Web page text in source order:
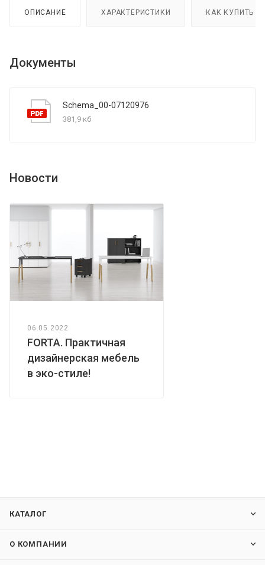
ОПИСАНИЕ ХАРАКТЕРИСТИКИ КАК КУПИТЬ
Документы
Schema_00-07120976
381,9 кб
Новости
06.05.2022
FORTA. Практичная
дизайнерская мебель
в эко-стиле!
КАТАЛОГ
О КОМПАНИИ